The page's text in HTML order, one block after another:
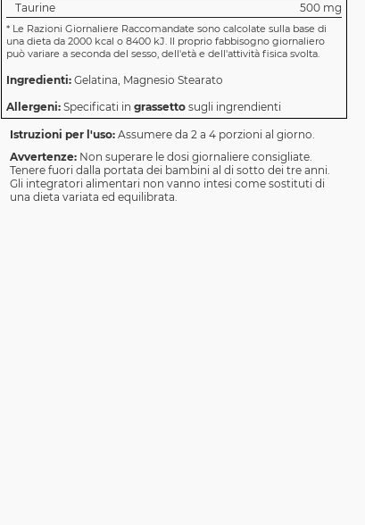
Taurine
500 mg
*Le Razioni Giornaliere Raccomandate sono calcolate sulla base di
una dieta da 2000 kcal o 8400 kJ. Il proprio fabbisogno giornaliero
può variare a seconda del sesso, dell'età e dell'attività fisica svolta.
Ingredienti: Gelatina, Magnesio Stearato
Allergeni: Specificati in grassettosugli ingrendienti
Istruzioni per l'uso: Assumere da 2 a 4 porzioni al giorno.
Avvertenze: Non superare le dosi giornaliere consigliate.
Tenere fuori dalla portata dei bambini al di sotto dei tre anni.
Gli integratori alimentari non vanno intesi come sostituti di
una dieta variata ed equilibrata.